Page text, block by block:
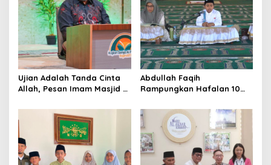
a
t
i
o
n
Ujian Adalah Tanda Cinta
Allah, Pesan Imam Masjid Al
Abdullah Faqih
Rampungkan Hafalan 10
Tahfidz